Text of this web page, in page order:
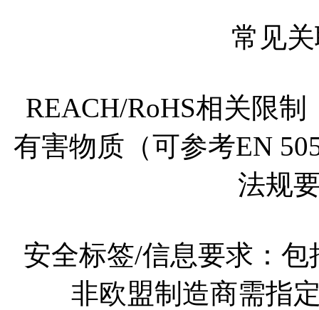
常见
REACH/RoHS相关限
有害物质（可参考EN
法规
安全标签/信息要求：
非欧盟制造商需指